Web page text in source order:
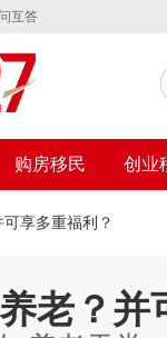
互答
购房移民 创业
享多重福利？
老？